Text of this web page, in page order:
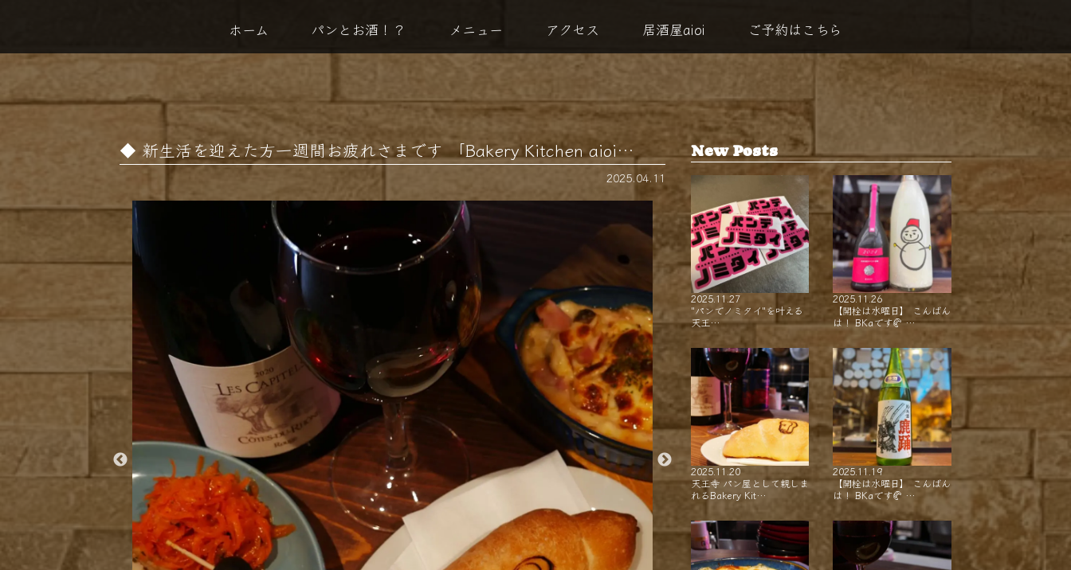
ホーム パンとお酒！？ メニュー アクセス 居酒屋aioi ご予約はこちら
新生活を迎えた方一週間お疲れさまです 「Bakery Kitchen aioi…
2025.04.11
New Posts
2025.11.27
"パンでノミタイ"を叶える
天王…
2025.11.26
【開栓は水曜日】 こんばん
は！ BKaです🥐 …
2025.11.20
天王寺 パン屋として親しま
れるBakery Kit…
2025.11.19
【開栓は水曜日】 こんばん
は！ BKaです🥐 …